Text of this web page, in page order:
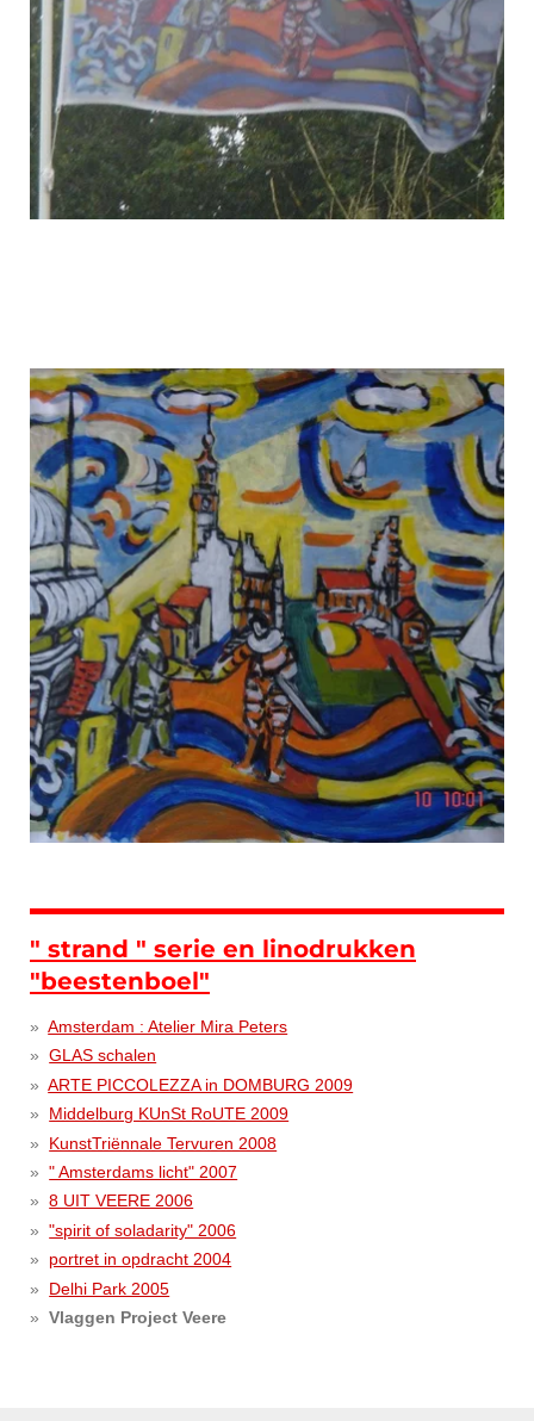
" strand " serie en linodrukken
"beestenboel"
Amsterdam : Atelier Mira Peters
GLAS schalen
ARTE PICCOLEZZA in DOMBURG 2009
Middelburg KUnSt RoUTE 2009
KunstTriënnale Tervuren 2008
" Amsterdams licht" 2007
8 UIT VEERE 2006
"spirit of soladarity" 2006
portret in opdracht 2004
Delhi Park 2005
Vlaggen Project Veere